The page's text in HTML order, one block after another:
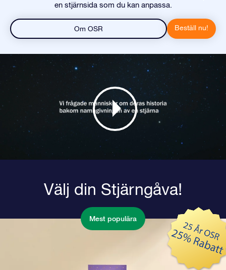
en stjärnsida som du kan anpassa.
Om OSR Beställ nu!
Välj din Stjärngåva!
Mest populära